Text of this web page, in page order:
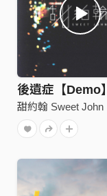
後遺症【Demo】
甜約翰 Sweet John